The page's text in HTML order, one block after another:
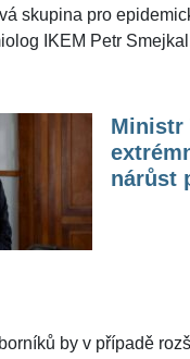
skupina pro
IKEM Petr
Ministr
nárůst
by v případě